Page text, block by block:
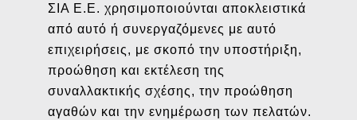
ΣΙΑ Ε.Ε. χρησιμοποιούνται αποκλειστικά
από αυτό ή συνεργαζόμενες με αυτό
επιχειρήσεις, με σκοπό την υποστήριξη,
προώθηση και εκτέλεση της
συναλλακτικής σχέσης, την προώθηση
αγαθών και την ενημέρωση των πελατών.